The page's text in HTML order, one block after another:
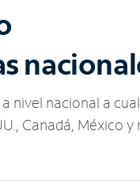
nivel nacional a
Canadá, México y